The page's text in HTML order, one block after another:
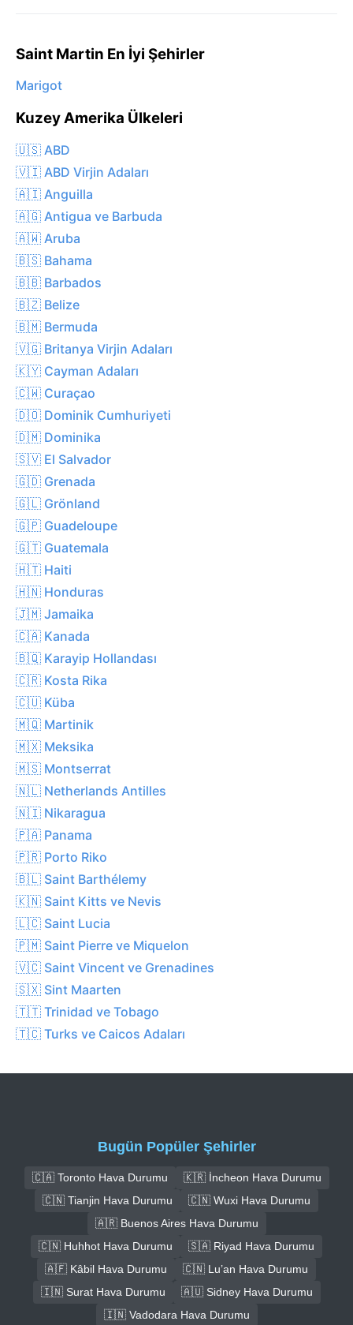
Saint Martin En İyi Şehirler
Marigot
Kuzey Amerika Ülkeleri
🇺🇸 ABD
🇻🇮 ABD Virjin Adaları
🇦🇮 Anguilla
🇦🇬 Antigua ve Barbuda
🇦🇼 Aruba
🇧🇸 Bahama
🇧🇧 Barbados
🇧🇿 Belize
🇧🇲 Bermuda
🇻🇬 Britanya Virjin Adaları
🇰🇾 Cayman Adaları
🇨🇼 Curaçao
🇩🇴 Dominik Cumhuriyeti
🇩🇲 Dominika
🇸🇻 El Salvador
🇬🇩 Grenada
🇬🇱 Grönland
🇬🇵 Guadeloupe
🇬🇹 Guatemala
🇭🇹 Haiti
🇭🇳 Honduras
🇯🇲 Jamaika
🇨🇦 Kanada
🇧🇶 Karayip Hollandası
🇨🇷 Kosta Rika
🇨🇺 Küba
🇲🇶 Martinik
🇲🇽 Meksika
🇲🇸 Montserrat
🇳🇱 Netherlands Antilles
🇳🇮 Nikaragua
🇵🇦 Panama
🇵🇷 Porto Riko
🇧🇱 Saint Barthélemy
🇰🇳 Saint Kitts ve Nevis
🇱🇨 Saint Lucia
🇵🇲 Saint Pierre ve Miquelon
🇻🇨 Saint Vincent ve Grenadines
🇸🇽 Sint Maarten
🇹🇹 Trinidad ve Tobago
🇹🇨 Turks ve Caicos Adaları
Bugün Popüler Şehirler
🇨🇦 Toronto Hava Durumu
🇰🇷 İncheon Hava Durumu
🇨🇳 Tianjin Hava Durumu
🇨🇳 Wuxi Hava Durumu
🇦🇷 Buenos Aires Hava Durumu
🇨🇳 Huhhot Hava Durumu
🇸🇦 Riyad Hava Durumu
🇦🇫 Kâbil Hava Durumu
🇨🇳 Lu’an Hava Durumu
🇮🇳 Surat Hava Durumu
🇦🇺 Sidney Hava Durumu
🇮🇳 Vadodara Hava Durumu